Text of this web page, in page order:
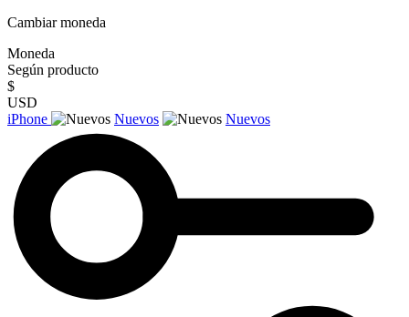
Cambiar moneda
Moneda
Según producto
$
USD
iPhone
Nuevos Nuevos